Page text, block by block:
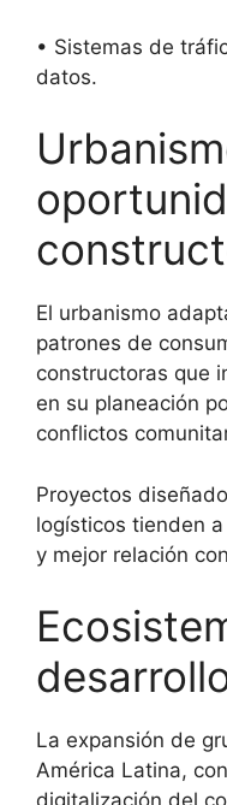
• Sistemas de
datos.
El urbanismo
patrones de
constructoras que
en su planeación
conflictos
Proyectos
logísticos tienden
y mejor relación
La expansión de
América Latina,